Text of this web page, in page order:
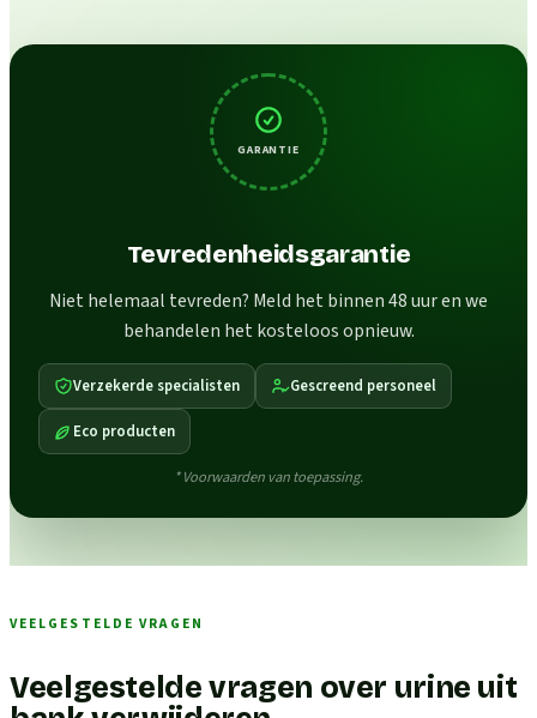
GARANTIE
Tevredenheidsgarantie
Niet helemaal tevreden? Meld het binnen 48 uur en we
behandelen het kosteloos opnieuw.
Verzekerde specialisten Gescreend personeel
Eco producten
* Voorwaarden van toepassing.
VEELGESTELDE VRAGEN
Veelgestelde vragen over urine uit